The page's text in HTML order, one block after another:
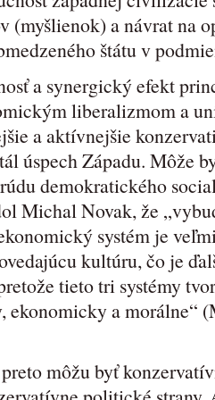
(myšlienok) a návrat na
štátu v
a synergický efekt
liberalizmom a
a aktívnejšie
úspech Západu. Môže
demokratického
Michal Novak, že
systém je
kultúru, čo je
tieto tri systémy
ekonomicky a morálne“
môžu byť